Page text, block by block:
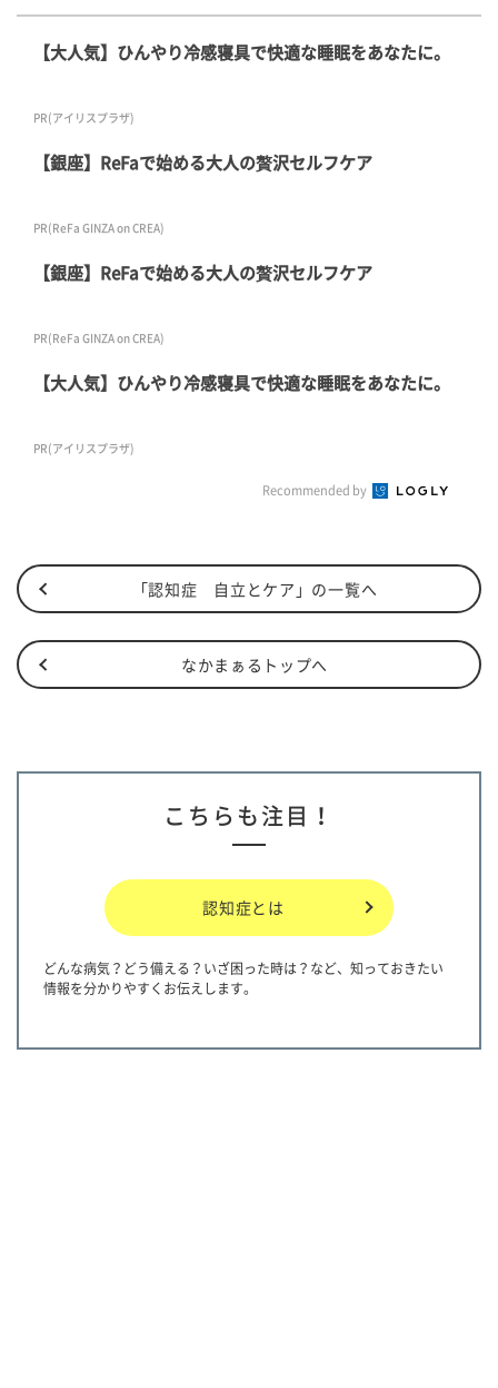
【大人気】ひんやり冷感寝具で快適な睡眠をあなたに。
PR(アイリスプラザ)
【銀座】ReFaで始める大人の贅沢セルフケア
PR(ReFa GINZA on CREA)
【銀座】ReFaで始める大人の贅沢セルフケア
PR(ReFa GINZA on CREA)
【大人気】ひんやり冷感寝具で快適な睡眠をあなたに。
PR(アイリスプラザ)
Recommended by
「認知症 自立とケア」の一覧へ
なかまぁるトップへ
こちらも注目！
認知症とは
どんな病気？どう備える？いざ困った時は？など、知っておきたい
情報を分かりやすくお伝えします。